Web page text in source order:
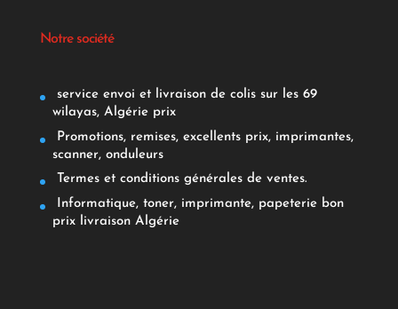
Notre société
service envoi et livraison de colis sur les 69
wilayas, Algérie prix
Promotions, remises, excellents prix, imprimantes,
scanner, onduleurs
Termes et conditions générales de ventes.
Informatique, toner, imprimante, papeterie bon
prix livraison Algérie